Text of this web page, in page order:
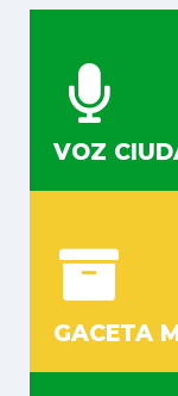
VOZ
GACETA